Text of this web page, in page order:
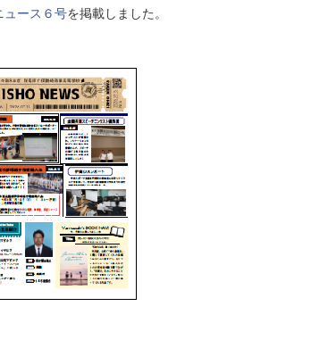
ュース６号を掲載しました。